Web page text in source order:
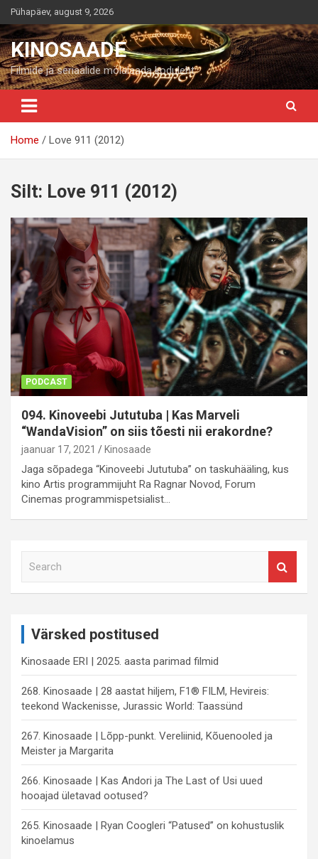
Skip
to
content
Pühapäev, august 9, 2026
KINOSAADE
Filmide ja seriaalide mölalaada koduleht
Home Love 911 (2012)
Silt: Love 911 (2012)
PODCAST
094. Kinoveebi Jututuba | Kas Marveli
“WandaVision” on siis tõesti nii erakordne?
jaanuar 17, 2021 Kinosaade
Jaga sõpadega “Kinoveebi Jututuba” on taskuhääling, kus
kino Artis programmijuht Ra Ragnar Novod, Forum
Cinemas programmispetsialist…
Värsked postitused
Kinosaade ERI | 2025. aasta parimad filmid
268. Kinosaade | 28 aastat hiljem, F1® FILM, Hevireis:
teekond Wackenisse, Jurassic World: Taassünd
267. Kinosaade | Lõpp-punkt. Vereliinid, Kõuenooled ja
Meister ja Margarita
266. Kinosaade | Kas Andori ja The Last of Usi uued
hooajad ületavad ootused?
265. Kinosaade | Ryan Coogleri “Patused” on kohustuslik
kinoelamus